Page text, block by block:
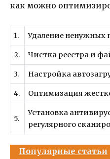
как можно
1. Удаление ненужных
2. Чистка реестра и
3. Настройка
4. Оптимизация
5.
Установка
регулярного
Популярные статьи